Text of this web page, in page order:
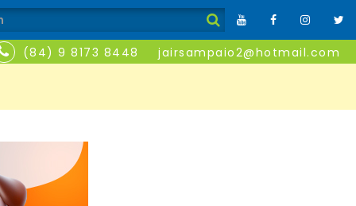
(84) 9 8173 8448 jairsampaio2@hotmail.com